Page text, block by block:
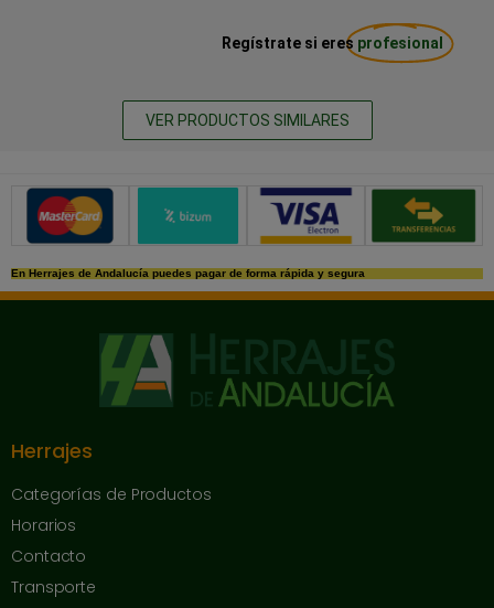
Regístrate si eres profesional
VER PRODUCTOS SIMILARES
Métodos de pago seguros
En Herrajes de Andalucía puedes pagar de forma rápida y segura
Herrajes
Categorías de Productos
Horarios
Contacto
Transporte